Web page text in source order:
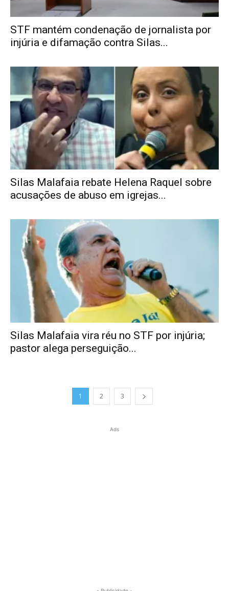
STF mantém condenação de jornalista por
injúria e difamação contra Silas...
Silas Malafaia rebate Helena Raquel sobre
acusações de abuso em igrejas...
Silas Malafaia vira réu no STF por injúria;
pastor alega perseguição...
1 2 3
Ads